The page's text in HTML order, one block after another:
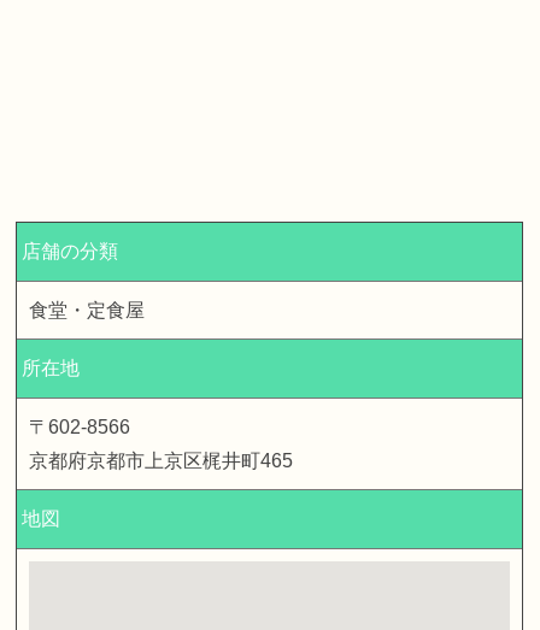
店舗の分類
食堂・定食屋
所在地
〒602-8566
京都府京都市上京区梶井町465
地図